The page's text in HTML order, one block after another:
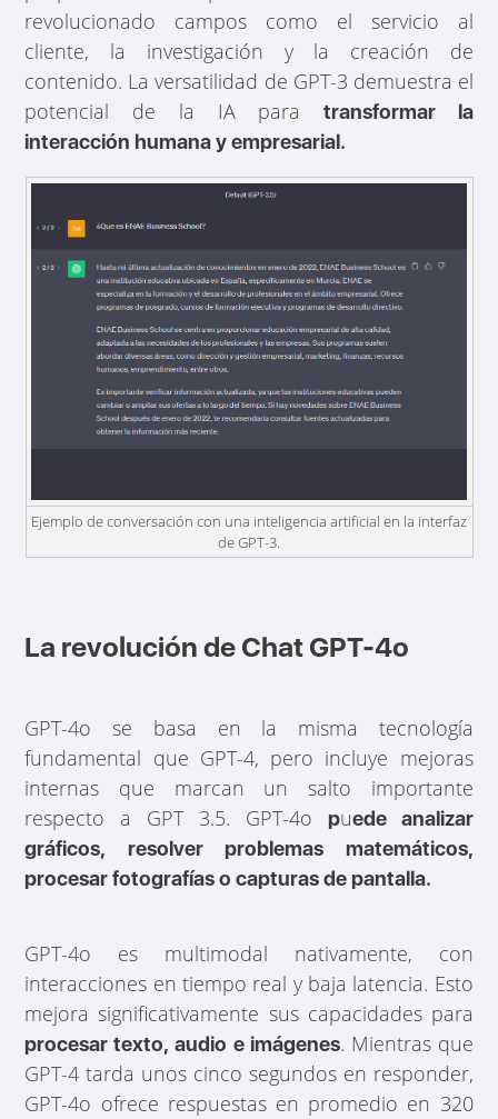
revolucionado campos como el servicio al
cliente, la investigación y la creación de
contenido. La versatilidad de GPT-3 demuestra el
potencial de la IA para transformar la
interacción humana y empresarial.
Ejemplo de conversación con una inteligencia artificial en la interfaz
de GPT-3.
La revolución de Chat GPT-4o
GPT-4o se basa en la misma tecnología
fundamental que GPT-4, pero incluye mejoras
internas que marcan un salto importante
respecto a GPT 3.5. GPT-4o puede analizar
gráficos, resolver problemas matemáticos,
procesar fotografías o capturas de pantalla.
GPT-4o es multimodal nativamente, con
interacciones en tiempo real y baja latencia. Esto
mejora significativamente sus capacidades para
procesar texto, audio e imágenes. Mientras que
GPT-4 tarda unos cinco segundos en responder,
GPT-4o ofrece respuestas en promedio en 320